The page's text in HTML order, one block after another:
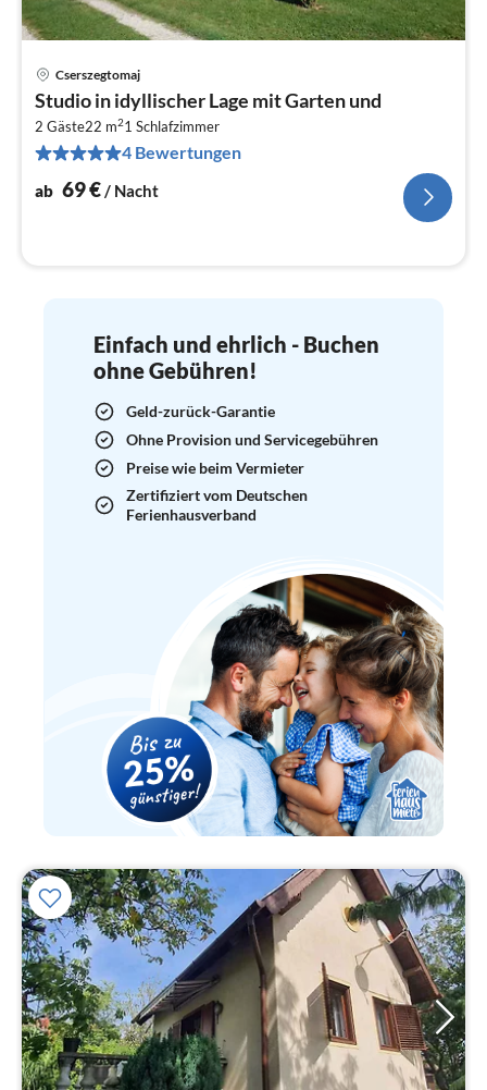
Cserszegtomaj
Studio in idyllischer Lage mit Garten und
2 Gäste22 m21 Schlafzimmer
4 Bewertungen
ab 69€/ Nacht
Einfach und ehrlich - Buchen
ohne Gebühren!
Geld-zurück-Garantie
Ohne Provision und Servicegebühren
Preise wie beim Vermieter
Zertifiziert vom Deutschen
Ferienhausverband